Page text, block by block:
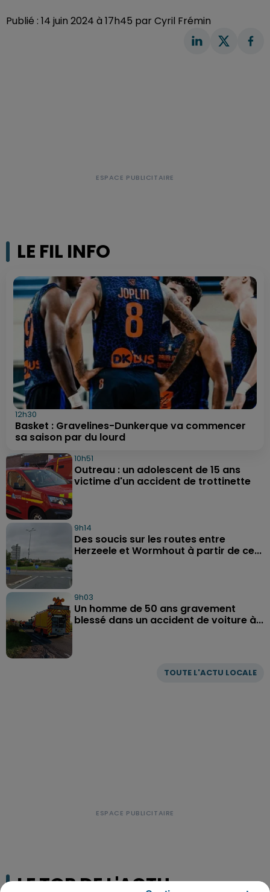
Publié : 14 juin 2024 à 17h45 par Cyril Frémin
LE FIL INFO
TOUTE L'ACTU LOCALE
12h30
Basket : Gravelines-Dunkerque va commencer
sa saison par du lourd
10h51
Outreau : un adolescent de 15 ans
victime d'un accident de trottinette
9h14
Des soucis sur les routes entre
Herzeele et Wormhout à partir de ce...
9h03
Un homme de 50 ans gravement
blessé dans un accident de voiture à...
LE TOP DE L'ACTU